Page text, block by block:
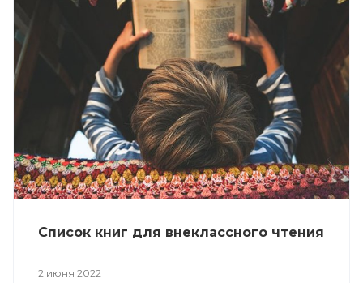
Список книг для внеклассного чтения
2 июня 2022